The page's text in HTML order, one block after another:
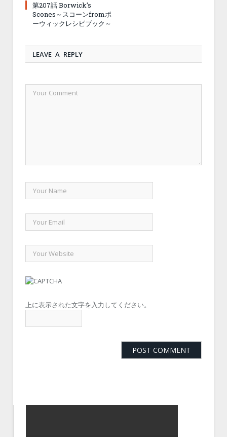
第207話 Borwick’s
Scones～スコーンfromボ
ーウィックレシピブック～
LEAVE A REPLY
上に表示された文字を入力してください。